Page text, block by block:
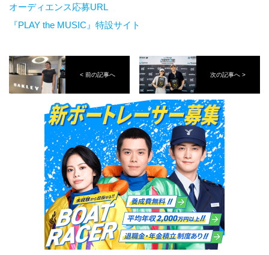
オーディエンス応募URL
『PLAY the MUSIC』特設サイト
< 前の記事へ 次の記事へ >